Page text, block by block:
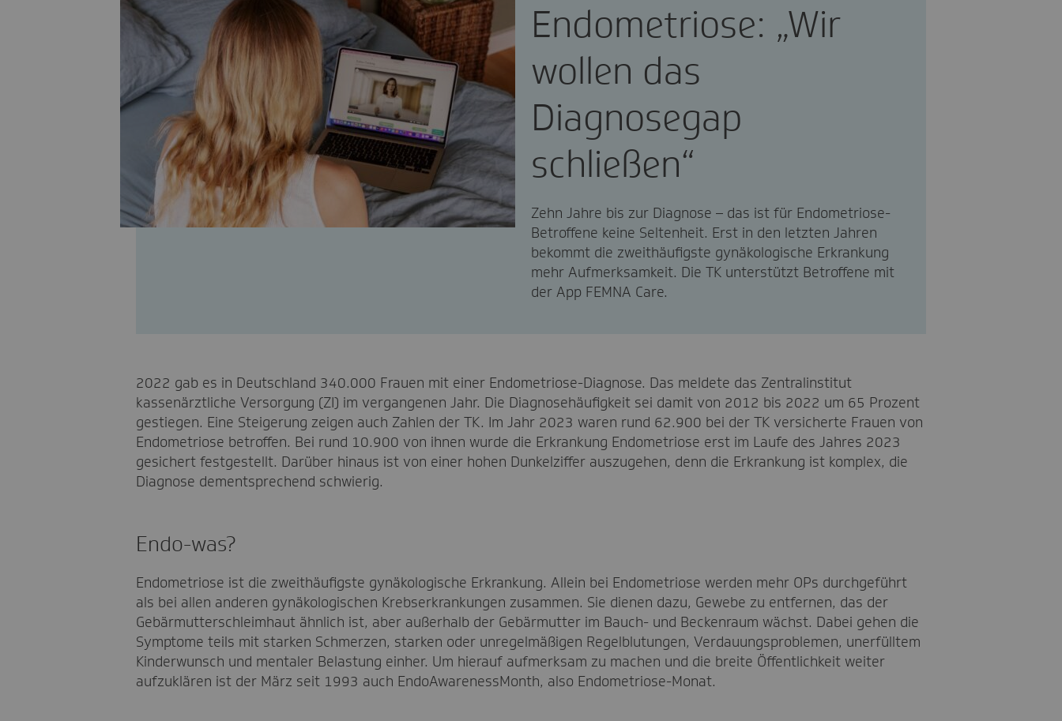
Endometriose: „Wir
wollen das
Diagnosegap
schließen“
Zehn Jahre bis zur Diagnose – das ist für Endometriose-
Betroffene keine Seltenheit. Erst in den letzten Jahren
bekommt die zweithäufigste gynäkologische Erkrankung
mehr Aufmerksamkeit. Die TK unterstützt Betroffene mit
der App FEMNA Care.
2022 gab es in Deutschland 340.000 Frauen mit einer Endometriose-Diagnose. Das meldete das Zentralinstitut
kassenärztliche Versorgung (ZI) im vergangenen Jahr. Die Diagnosehäufigkeit sei damit von 2012 bis 2022 um 65 Prozent
gestiegen. Eine Steigerung zeigen auch Zahlen der TK. Im Jahr 2023 waren rund 62.900 bei der TK versicherte Frauen von
Endometriose betroffen. Bei rund 10.900 von ihnen wurde die Erkrankung Endometriose erst im Laufe des Jahres 2023
gesichert festgestellt. Darüber hinaus ist von einer hohen Dunkelziffer auszugehen, denn die Erkrankung ist komplex, die
Diagnose dementsprechend schwierig.
Endo-was?
Endometriose ist die zweithäufigste gynäkologische Erkrankung. Allein bei Endometriose werden mehr OPs durchgeführt
als bei allen anderen gynäkologischen Krebserkrankungen zusammen. Sie dienen dazu, Gewebe zu entfernen, das der
Gebärmutterschleimhaut ähnlich ist, aber außerhalb der Gebärmutter im Bauch- und Beckenraum wächst. Dabei gehen die
Symptome teils mit starken Schmerzen, starken oder unregelmäßigen Regelblutungen, Verdauungsproblemen, unerfülltem
Kinderwunsch und mentaler Belastung einher. Um hierauf aufmerksam zu machen und die breite Öffentlichkeit weiter
aufzuklären ist der März seit 1993 auch EndoAwarenessMonth, also Endometriose-Monat.